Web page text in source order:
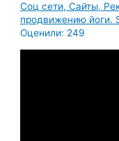
Соц сети, Сайты,
продвижению йоги.
Оценили: 249